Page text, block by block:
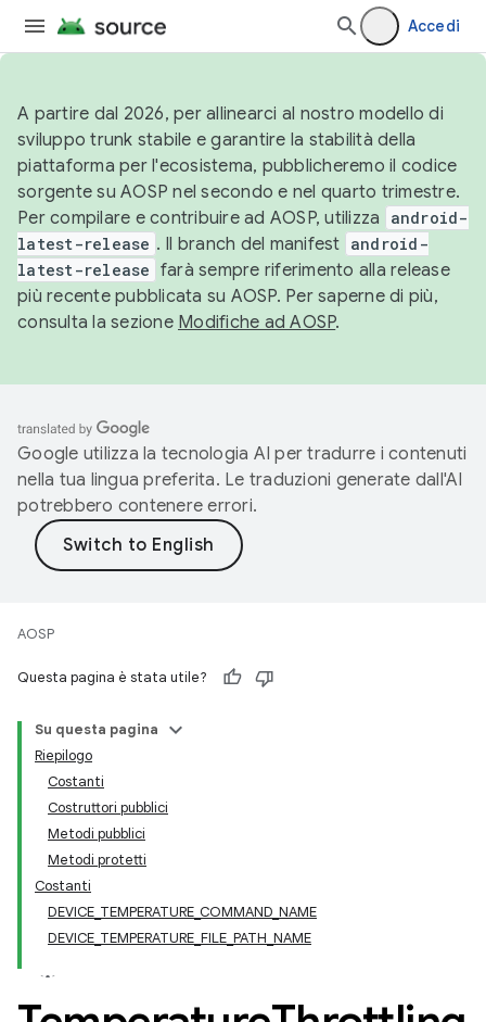
Accedi
A partire dal 2026, per allinearci al nostro modello di
sviluppo trunk stabile e garantire la stabilità della
piattaforma per l'ecosistema, pubblicheremo il codice
sorgente su AOSP nel secondo e nel quarto trimestre.
Per compilare e contribuire ad AOSP, utilizza
android-
latest-release . Il branch del manifest android-
latest-release farà sempre riferimento alla release
più recente pubblicata su AOSP. Per saperne di più,
consulta la sezione Modifiche ad AOSP.
Google utilizza la tecnologia AI per tradurre i contenuti
nella tua lingua preferita. Le traduzioni generate dall'AI
potrebbero contenere errori.
AOSP
Questa pagina è stata utile?
Su questa pagina
Riepilogo
Costanti
Costruttori pubblici
Metodi pubblici
Metodi protetti
Costanti
DEVICE_TEMPERATURE_COMMAND_NAME
DEVICE_TEMPERATURE_FILE_PATH_NAME